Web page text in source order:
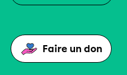
Faire un don